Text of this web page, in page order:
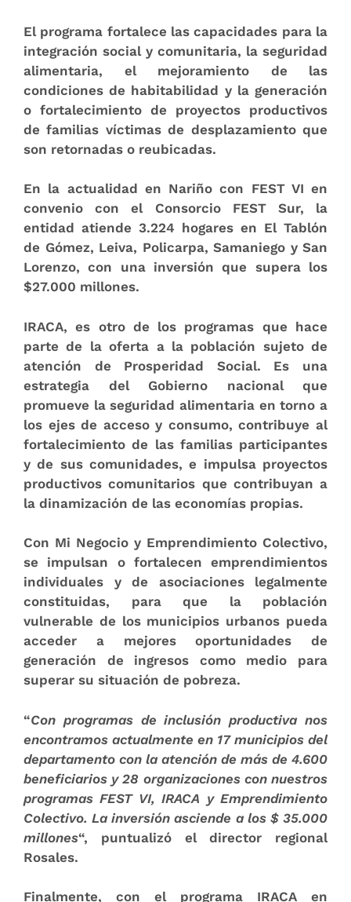
El programa fortalece las capacidades para la
integración social y comunitaria, la seguridad
alimentaria, el mejoramiento de las
condiciones de habitabilidad y la generación
o fortalecimiento de proyectos productivos
de familias víctimas de desplazamiento que
son retornadas o reubicadas.
En la actualidad en Nariño con FEST VI en
convenio con el Consorcio FEST Sur, la
entidad atiende 3.224 hogares en El Tablón
de Gómez, Leiva, Policarpa, Samaniego y San
Lorenzo, con una inversión que supera los
$27.000 millones.
IRACA, es otro de los programas que hace
parte de la oferta a la población sujeto de
atención de Prosperidad Social. Es una
estrategia del Gobierno nacional que
promueve la seguridad alimentaria en torno a
los ejes de acceso y consumo, contribuye al
fortalecimiento de las familias participantes
y de sus comunidades, e impulsa proyectos
productivos comunitarios que contribuyan a
la dinamización de las economías propias.
Con Mi Negocio y Emprendimiento Colectivo,
se impulsan o fortalecen emprendimientos
individuales y de asociaciones legalmente
constituidas, para que la población
vulnerable de los municipios urbanos pueda
acceder a mejores oportunidades de
generación de ingresos como medio para
superar su situación de pobreza.
“Con programas de inclusión productiva nos
encontramos actualmente en 17 municipios del
departamento con la atención de más de 4.600
beneficiarios y 28 organizaciones con nuestros
programas FEST VI, IRACA y Emprendimiento
Colectivo. La inversión asciende a los $ 35.000
millones“, puntualizó el director regional
Rosales.
Finalmente, con el programa IRACA en